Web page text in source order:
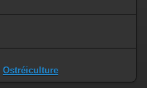
Ostréiculture